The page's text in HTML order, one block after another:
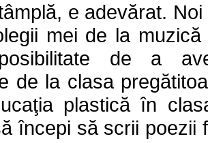
e adevărat.
mei de la
de a
de la clasa
plastică în
începi să scrii poezii